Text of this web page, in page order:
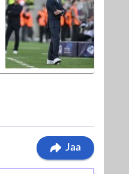
Jaa